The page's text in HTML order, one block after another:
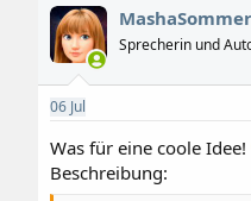
Sprecherin und
06 Jul
Was für eine coole Idee!
Beschreibung: